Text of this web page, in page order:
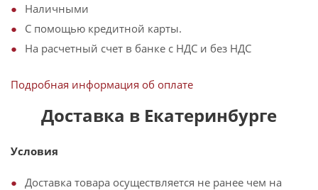
Наличными
С помощью кредитной карты.
На расчетный счет в банке с НДС и без НДС
Подробная информация об оплате
Доставка в Екатеринбурге
Условия
Доставка товара осуществляется не ранее чем на